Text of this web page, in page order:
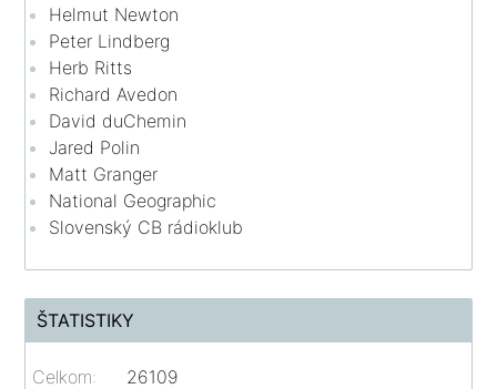
Helmut Newton
Peter Lindberg
Herb Ritts
Richard Avedon
David duChemin
Jared Polin
Matt Granger
National Geographic
Slovenský CB rádioklub
ŠTATISTIKY
Celkom:
26109